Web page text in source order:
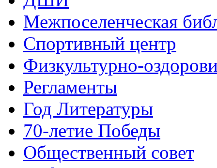
Межпоселенческая
Спортивный центр
Физкультурно-
Регламенты
Год Литературы
70-летие Победы
Общественный совет